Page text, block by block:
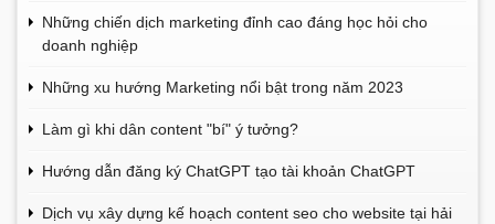
Những chiến dịch marketing đỉnh cao đáng học hỏi cho
doanh nghiệp
Những xu hướng Marketing nổi bật trong năm 2023
Làm gì khi dân content "bí" ý tưởng?
Hướng dẫn đăng ký ChatGPT tạo tài khoản ChatGPT
Dịch vụ xây dựng kế hoạch content seo cho website tại hải